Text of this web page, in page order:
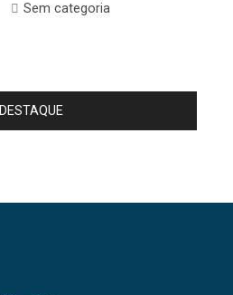
Sem categoria
DESTAQUE